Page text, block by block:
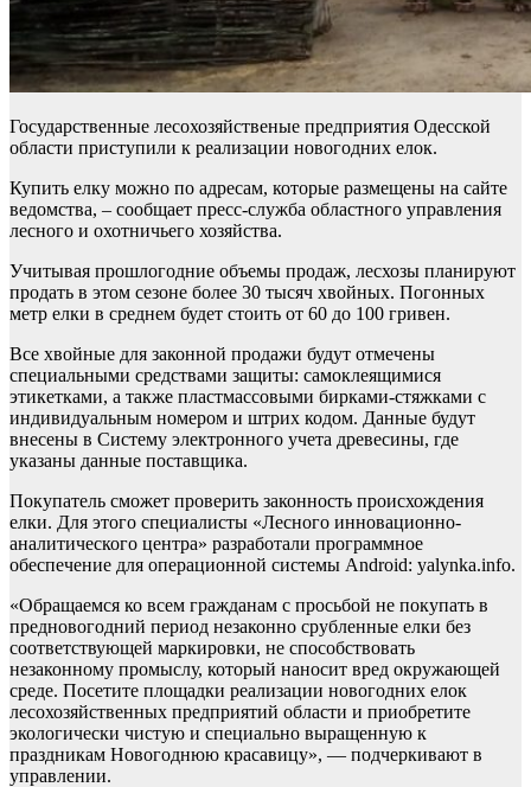
Государственные лесохозяйственые предприятия Одесской
области приступили к реализации новогодних елок.
Купить елку можно по адресам, которые размещены на сайте
ведомства, – сообщает пресс-служба областного управления
лесного и охотничьего хозяйства.
Учитывая прошлогодние объемы продаж, лесхозы планируют
продать в этом сезоне более 30 тысяч хвойных. Погонных
метр елки в среднем будет стоить от 60 до 100 гривен.
Все хвойные для законной продажи будут отмечены
специальными средствами защиты: самоклеящимися
этикетками, а также пластмассовыми бирками-стяжками с
индивидуальным номером и штрих кодом. Данные будут
внесены в Систему электронного учета древесины, где
указаны данные поставщика.
Покупатель сможет проверить законность происхождения
елки. Для этого специалисты «Лесного инновационно-
аналитического центра» разработали программное
обеспечение для операционной системы Android: yalynka.info.
«Обращаемся ко всем гражданам с просьбой не покупать в
предновогодний период незаконно срубленные елки без
соответствующей маркировки, не способствовать
незаконному промыслу, который наносит вред окружающей
среде. Посетите площадки реализации новогодних елок
лесохозяйственных предприятий области и приобретите
экологически чистую и специально выращенную к
праздникам Новогоднюю красавицу», — подчеркивают в
управлении.